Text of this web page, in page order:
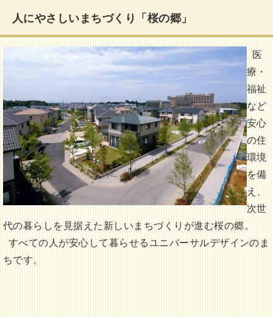
人にやさしいまちづくり「桜の郷」
医
療・
福祉
など
安心
の住
環境
を備
え、
次世
代の暮らしを見据えた新しいまちづくりが進む桜の郷。
すべての人が安心して暮らせるユニバーサルデザインのま
ちです。